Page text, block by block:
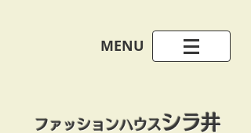
​MENU
ファッションハウスシラ井​